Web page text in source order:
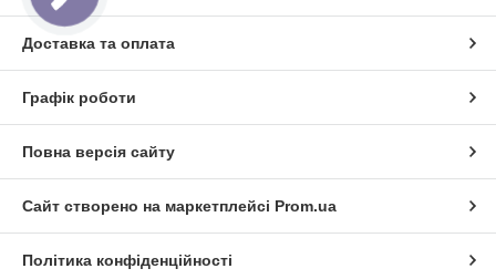
Доставка та оплата
Графік роботи
Повна версія сайту
Сайт створено на маркетплейсі Prom.ua
Політика конфіденційності